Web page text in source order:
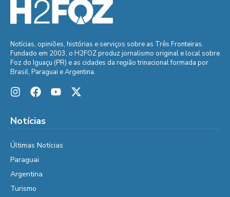
Notícias, opiniões, histórias e serviços sobre as Três Fronteiras.
Fundado em 2003, o H2FOZ produz jornalismo original e local sobre
Foz do Iguaçu (PR) e as cidades da região trinacional formada por
Brasil, Paraguai e Argentina.
Notícias
Últimas Notícias
Paraguai
Argentina
Turismo